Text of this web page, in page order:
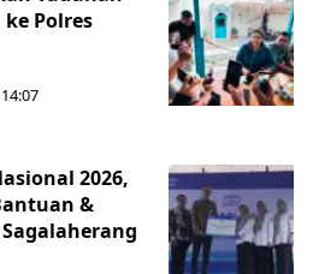
Polres
2026,
&